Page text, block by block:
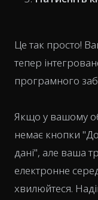
Це так просто!
тепер
програмного
Якщо у вашому
немає кнопки
дані", але ваша
електронне
хвилюйтеся.